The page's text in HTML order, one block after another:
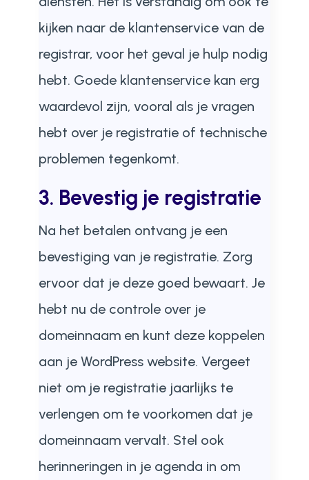
kijken naar de klantenservice van de
registrar, voor het geval je hulp nodig
hebt. Goede klantenservice kan erg
waardevol zijn, vooral als je vragen
hebt over je registratie of technische
problemen tegenkomt.
3. Bevestig je registratie
Na het betalen ontvang je een
bevestiging van je registratie. Zorg
ervoor dat je deze goed bewaart. Je
hebt nu de controle over je
domeinnaam en kunt deze koppelen
aan je WordPress website. Vergeet
niet om je registratie jaarlijks te
verlengen om te voorkomen dat je
domeinnaam vervalt. Stel ook
herinneringen in je agenda in om